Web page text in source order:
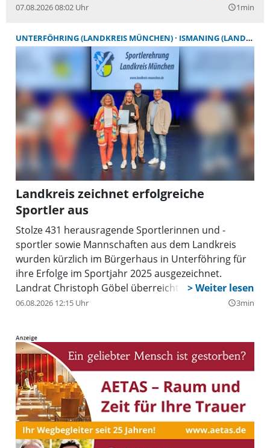
07.08.2026 08:02 Uhr query_builder1min
UNTERFÖHRING (LANDKREIS MÜNCHEN) ISMANING (LANDKREIS MÜNCHEN)
Landkreis zeichnet erfolgreiche
Sportler aus
Stolze 431 herausragende Sportlerinnen und -
sportler sowie Mannschaften aus dem Landkreis
wurden kürzlich im Bürgerhaus in Unterföhring für
ihre Erfolge im Sportjahr 2025 ausgezeichnet.
Landrat Christoph Göbel überreichte im Rahmen
einer feierlichen Veranstaltung Medaillen, Urkunden
und Platzierungen – darunter auch bei Europa- und
Weltmeisterschaften – errungen hatten.
06.08.2026 12:15 Uhr query_builder3min